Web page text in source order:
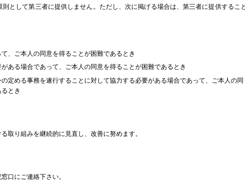
として第三者に提供しません。ただし、次に掲げる場合は、第三者に提供すること
、ご本人の同意を得ることが困難であるとき
ある場合であって、ご本人の同意を得ることが困難であるとき
定める事務を遂行することに対して協力する必要がある場合であって、ご本人の同
とき
取り組みを継続的に見直し、改善に努めます。
口にご連絡下さい。